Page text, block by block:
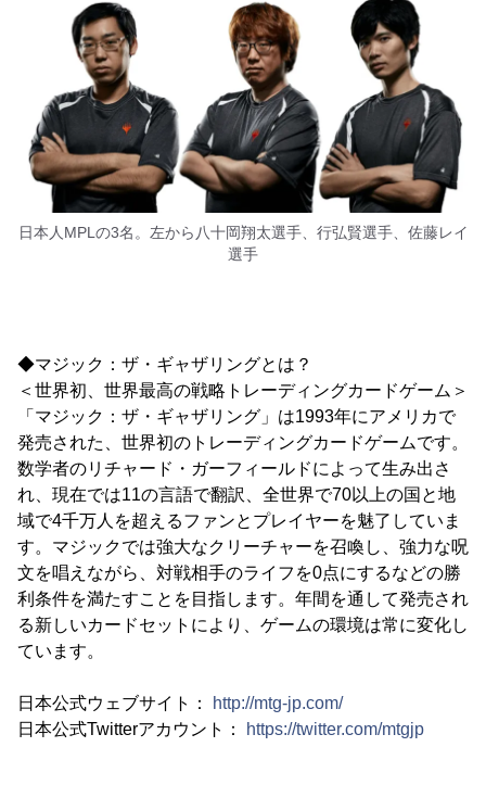
日本人MPLの3名。左から八十岡翔太選手、行弘賢選手、佐藤レイ
選手
◆マジック：ザ・ギャザリングとは？
＜世界初、世界最高の戦略トレーディングカードゲーム＞
「マジック：ザ・ギャザリング」は1993年にアメリカで
発売された、世界初のトレーディングカードゲームです。
数学者のリチャード・ガーフィールドによって生み出さ
れ、現在では11の言語で翻訳、全世界で70以上の国と地
域で4千万人を超えるファンとプレイヤーを魅了していま
す。マジックでは強大なクリーチャーを召喚し、強力な呪
文を唱えながら、対戦相手のライフを0点にするなどの勝
利条件を満たすことを目指します。年間を通して発売され
る新しいカードセットにより、ゲームの環境は常に変化し
ています。
日本公式ウェブサイト：
http://mtg-jp.com/
日本公式Twitterアカウント：
https://twitter.com/mtgjp